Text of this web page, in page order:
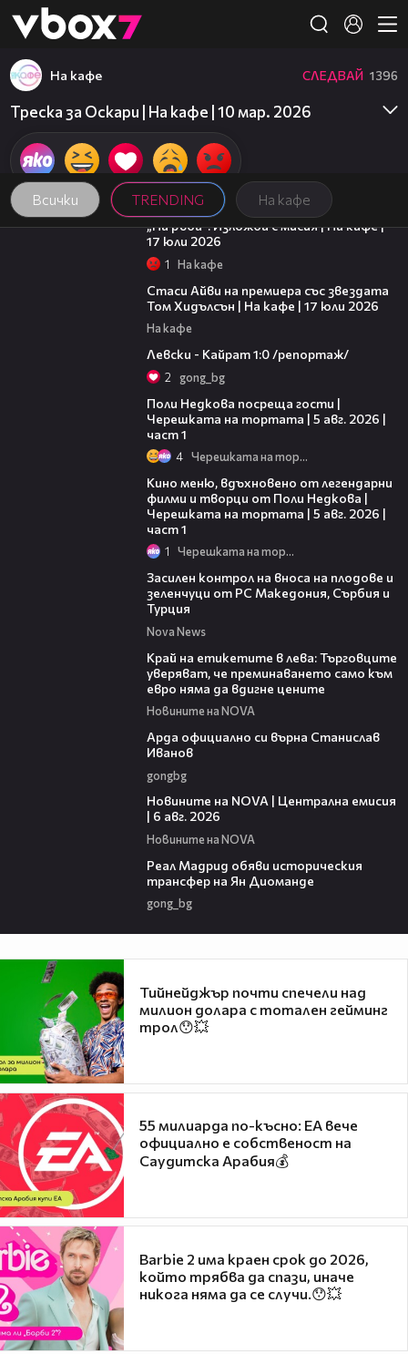
👾
Всички TRENDING На кафе
На кафе СЛЕДВАЙ 1396
Треска за Оскари | На кафе | 10 мар. 2026
09:09
„На ръба“: Изложба с мисия | На кафе |
17 юли 2026
1 На кафе
Стаси Айви на премиера със звездата
Том Хидълсън | На кафе | 17 юли 2026
На кафе
Левски - Кайрат 1:0 /репортаж/
2 gong_bg
Поли Недкова посреща гости |
Черешката на тортата | 5 авг. 2026 |
част 1
4 Черешката на тортата
Кино меню, вдъхновено от легендарни
филми и творци от Поли Недкова |
Черешката на тортата | 5 авг. 2026 |
част 1
1 Черешката на тортата
Засилен контрол на вноса на плодове и
зеленчуци от РС Македония, Сърбия и
Турция
Nova News
Край на етикетите в лева: Търговците
уверяват, че преминаването само към
евро няма да вдигне цените
Новините на NOVA
Арда официално си върна Станислав
Иванов
gongbg
Новините на NOVA | Централна емисия
| 6 авг. 2026
Новините на NOVA
Реал Мадрид обяви историческия
трансфер на Ян Диоманде
gong_bg
Тийнейджър почти спечели над
милион долара с тотален гейминг
трол😯💥
55 милиарда по-късно: EA вече
официално е собственост на
Саудитска Арабия💰
Barbie 2 има краен срок до 2026,
който трябва да спази, иначе
никога няма да се случи.😯💥